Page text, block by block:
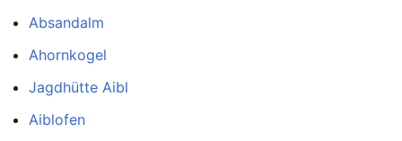
Absandalm
Ahornkogel
Jagdhütte Aibl
Aiblofen